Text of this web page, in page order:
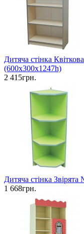
Дитяча стінка
(600х300х1247h)
2 415грн.
Дитяча стінка
1 668грн.